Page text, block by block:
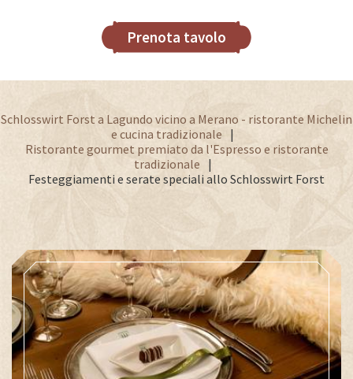
Prenota tavolo
Schlosswirt Forst a Lagundo vicino a Merano - ristorante Michelin
e cucina tradizionale
Ristorante gourmet premiato da l'Espresso e ristorante
tradizionale
Festeggiamenti e serate speciali allo Schlosswirt Forst